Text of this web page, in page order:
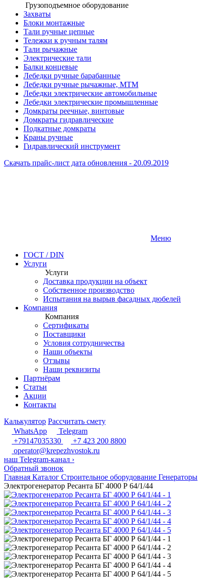
Грузоподъемное оборудование
Захваты
Блоки монтажные
Тали ручные цепные
Тележки к ручным талям
Тали рычажные
Электрические тали
Балки концевые
Лебедки ручные барабанные
Лебедки ручные рычажные, МТМ
Лебедки электрические автомобильные
Лебедки электрические промышленные
Домкраты реечные, винтовые
Домкраты гидравлические
Подкатные домкраты
Краны ручные
Гидравлический инструмент
Скачать прайс-лист дата обновления - 20.09.2019
Меню
ГОСТ / DIN
Услуги
Услуги
Доставка продукции на объект
Собственное производство
Испытания на вырыв фасадных дюбелей
Компания
Компания
Сертификаты
Поставщики
Условия сотрудничества
Наши объекты
Отзывы
Наши реквизиты
Партнёрам
Статьи
Акции
Контакты
Калькулятор Рассчитать смету
WhatsApp
Telegram
+79147035330
+7 423 200 8800
operator@krepezhvostok.ru
наш Telegram-канал ›
Обратный звонок
Главная Каталог Строительное оборудование Генераторы
Электрогенератор Ресанта БГ 4000 Р 64/1/44